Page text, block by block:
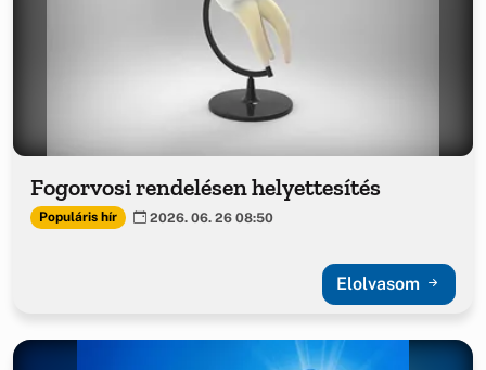
Fogorvosi rendelésen helyettesítés
Populáris hír 2026. 06. 26 08:50
Elolvasom